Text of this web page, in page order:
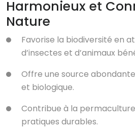
Harmonieux et
Nature
Favorise la biodiversité en
d’insectes et d’animaux
Offre une source
et biologique.
Contribue à la
pratiques durables.